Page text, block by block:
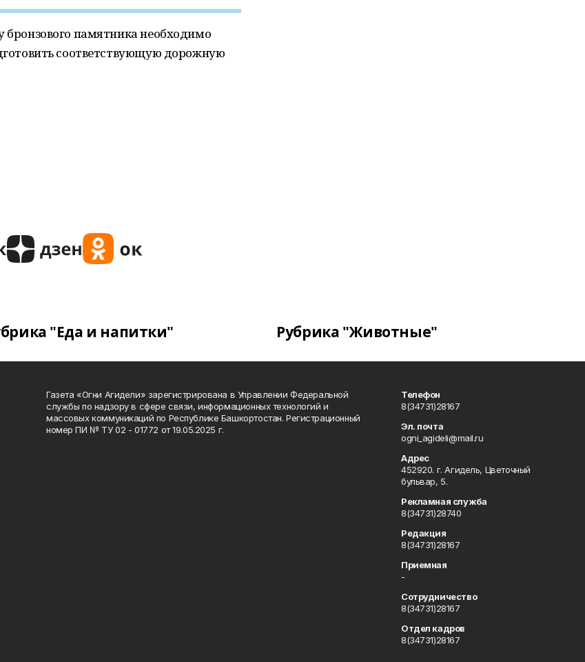
бронзового памятника необходимо
соответствующую дорожную
"Еда и напитки" Рубрика "Животные"
Газета «Огни Агидели» зарегистрирована в Управлении Федеральной
службы по надзору в сфере связи, информационных технологий и
массовых коммуникаций по Республике Башкортостан. Регистрационный
номер ПИ № ТУ 02 - 01772 от 19.05.2025 г.
Телефон
8(34731)28167
Эл. почта
ogni_agideli@mail.ru
Адрес
452920. г. Агидель, Цветочный
бульвар, 5.
Рекламная служба
8(34731)28740
Редакция
8(34731)28167
Приемная
-
Сотрудничество
8(34731)28167
Отдел кадров
8(34731)28167